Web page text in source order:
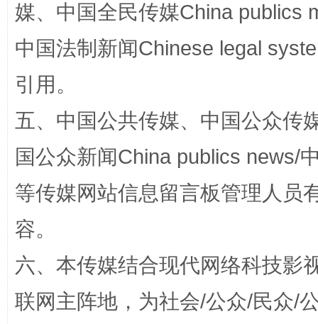
媒、中国全民传媒China publics
中国法制新闻Chinese legal
引用。
五、中国公共传媒、中国公众传
国公众新闻China publics news/
等传媒网站信息留言板管理人员
容。
六、本传媒结合现代网络科技影
联网主阵地，为社会/公众/民众/